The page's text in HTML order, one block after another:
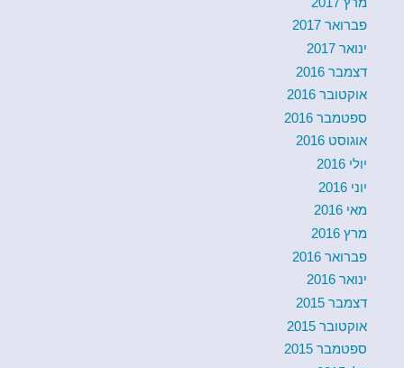
פברואר 2017
ינואר 2017
דצמבר 2016
אוקטובר 2016
ספטמבר 2016
אוגוסט 2016
יולי 2016
יוני 2016
מאי 2016
מרץ 2016
פברואר 2016
ינואר 2016
דצמבר 2015
אוקטובר 2015
ספטמבר 2015